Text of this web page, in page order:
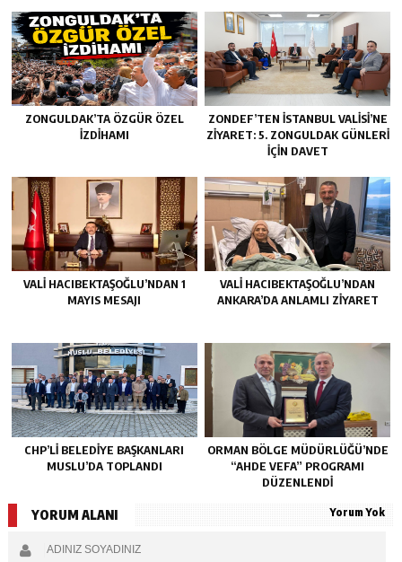
ZONGULDAK’TA ÖZGÜR ÖZEL
İZDIHAMI
ZONDEF’TEN İSTANBUL VALISI’NE
ZIYARET: 5. ZONGULDAK GÜNLERI
İÇIN DAVET
VALİ HACIBEKTAŞOĞLU’NDAN 1
MAYIS MESAJI
VALİ HACIBEKTAŞOĞLU’NDAN
ANKARA’DA ANLAMLI ZİYARET
CHP’LI BELEDIYE BAŞKANLARI
MUSLU’DA TOPLANDI
ORMAN BÖLGE MÜDÜRLÜĞÜ’NDE
“AHDE VEFA” PROGRAMI
DÜZENLENDİ
YORUM ALANI Yorum Yok